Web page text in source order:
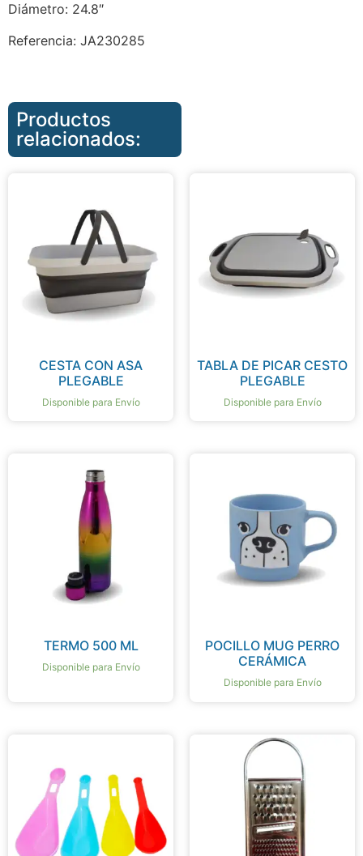
Diámetro: 24.8″
Referencia: JA230285
Productos
relacionados:
CESTA CON ASA
PLEGABLE
Disponible para Envío
TABLA DE PICAR CESTO
PLEGABLE
Disponible para Envío
TERMO 500 ML
Disponible para Envío
POCILLO MUG PERRO
CERÁMICA
Disponible para Envío